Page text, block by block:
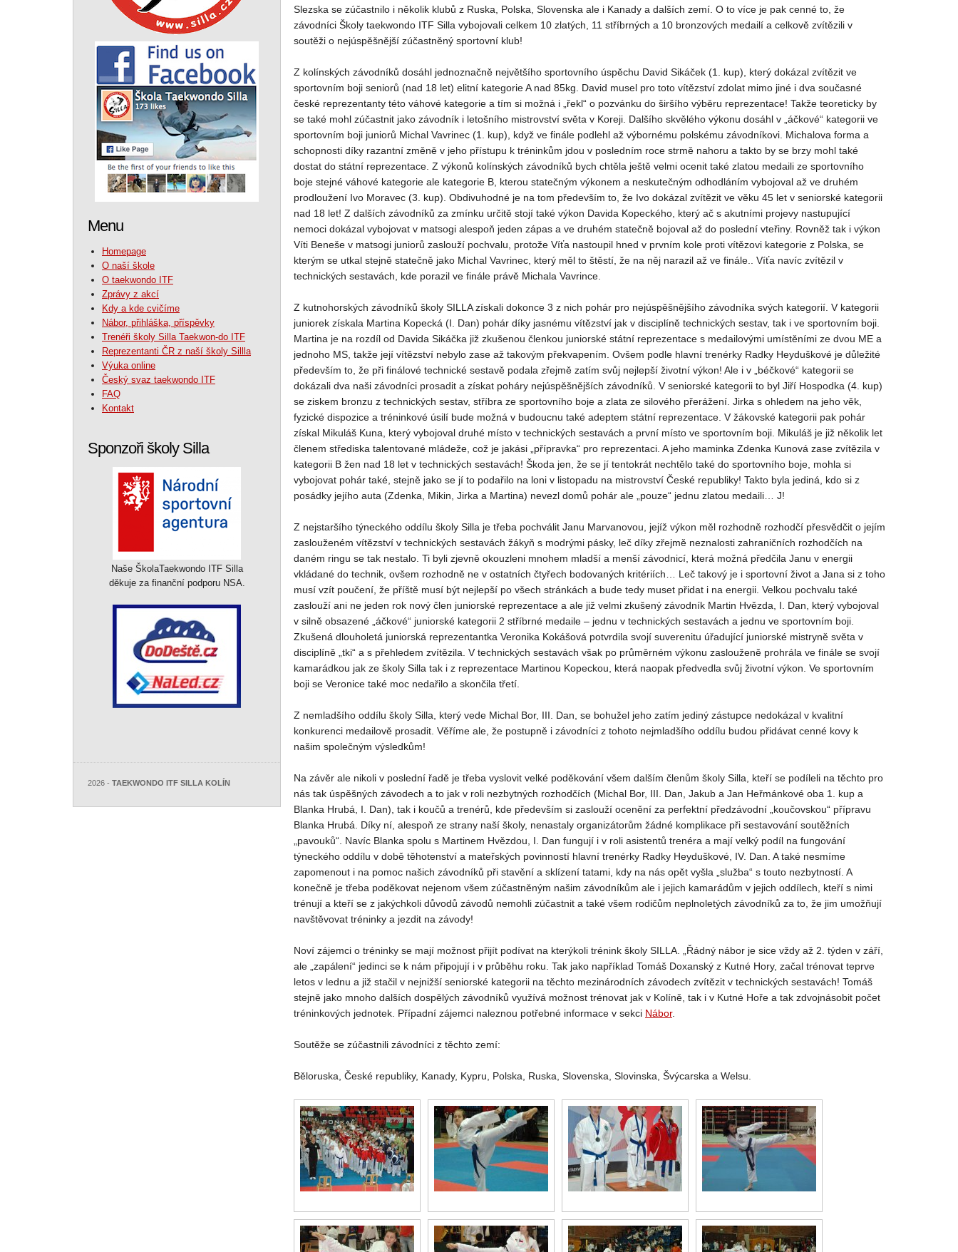
Menu
Homepage
O naší škole
O taekwondo ITF
Zprávy z akcí
Kdy a kde cvičíme
Nábor, přihláška, příspěvky
Trenéři školy Silla Taekwon-do ITF
Reprezentanti ČR z naší školy Sillla
Výuka online
Český svaz taekwondo ITF
FAQ
Kontakt
Sponzoři školy Silla
Naše ŠkolaTaekwondo ITF Silla
děkuje za finanční podporu NSA.
2026 - TAEKWONDO ITF SILLA KOLÍN
Slezska se zúčastnilo i několik klubů z Ruska, Polska, Slovenska ale i Kanady a dalších zemí. O to více je pak cenné to, že
závodníci Školy taekwondo ITF Silla vybojovali celkem 10 zlatých, 11 stříbrných a 10 bronzových medailí a celkově zvítězili v
soutěži o nejúspěšnější zúčastněný sportovní klub!
Z kolínských závodníků dosáhl jednoznačně největšího sportovního úspěchu David Sikáček (1. kup), který dokázal zvítězit ve
sportovním boji seniorů (nad 18 let) elitní kategorie A nad 85kg. David musel pro toto vítězství zdolat mimo jiné i dva současné
české reprezentanty této váhové kategorie a tím si možná i „řekl“ o pozvánku do širšího výběru reprezentace! Takže teoreticky by
se také mohl zúčastnit jako závodník i letošního mistrovství světa v Koreji. Dalšího skvělého výkonu dosáhl v „áčkové“ kategorii ve
sportovním boji juniorů Michal Vavrinec (1. kup), když ve finále podlehl až výbornému polskému závodníkovi. Michalova forma a
schopnosti díky razantní změně v jeho přístupu k tréninkům jdou v posledním roce strmě nahoru a takto by se brzy mohl také
dostat do státní reprezentace. Z výkonů kolínských závodníků bych chtěla ještě velmi ocenit také zlatou medaili ze sportovního
boje stejné váhové kategorie ale kategorie B, kterou statečným výkonem a neskutečným odhodláním vybojoval až ve druhém
prodloužení Ivo Moravec (3. kup). Obdivuhodné je na tom především to, že Ivo dokázal zvítězit ve věku 45 let v seniorské kategorii
nad 18 let! Z dalších závodníků za zmínku určitě stojí také výkon Davida Kopeckého, který ač s akutními projevy nastupující
nemoci dokázal vybojovat v matsogi alespoň jeden zápas a ve druhém statečně bojoval až do poslední vteřiny. Rovněž tak i výkon
Víti Beneše v matsogi juniorů zaslouží pochvalu, protože Víťa nastoupil hned v prvním kole proti vítězovi kategorie z Polska, se
kterým se utkal stejně statečně jako Michal Vavrinec, který měl to štěstí, že na něj narazil až ve finále.. Víťa navíc zvítězil v
technických sestavách, kde porazil ve finále právě Michala Vavrince.
Z kutnohorských závodníků školy SILLA získali dokonce 3 z nich pohár pro nejúspěšnějšího závodníka svých kategorií. V kategorii
juniorek získala Martina Kopecká (I. Dan) pohár díky jasnému vítězství jak v disciplíně technických sestav, tak i ve sportovním boji.
Martina je na rozdíl od Davida Sikáčka již zkušenou členkou juniorské státní reprezentace s medailovými umístěními ze dvou ME a
jednoho MS, takže její vítězství nebylo zase až takovým překvapením. Ovšem podle hlavní trenérky Radky Heyduškové je důležité
především to, že při finálové technické sestavě podala zřejmě zatím svůj nejlepší životní výkon! Ale i v „béčkové“ kategorii se
dokázali dva naši závodníci prosadit a získat poháry nejúspěšnějších závodníků. V seniorské kategorii to byl Jiří Hospodka (4. kup)
se ziskem bronzu z technických sestav, stříbra ze sportovního boje a zlata ze silového přerážení. Jirka s ohledem na jeho věk,
fyzické dispozice a tréninkové úsilí bude možná v budoucnu také adeptem státní reprezentace. V žákovské kategorii pak pohár
získal Mikuláš Kuna, který vybojoval druhé místo v technických sestavách a první místo ve sportovním boji. Mikuláš je již několik let
členem střediska talentované mládeže, což je jakási „přípravka“ pro reprezentaci. A jeho maminka Zdenka Kunová zase zvítězila v
kategorii B žen nad 18 let v technických sestavách! Škoda jen, že se jí tentokrát nechtělo také do sportovního boje, mohla si
vybojovat pohár také, stejně jako se jí to podařilo na loni v listopadu na mistrovství České republiky! Takto byla jediná, kdo si z
posádky jejího auta (Zdenka, Mikin, Jirka a Martina) nevezl domů pohár ale „pouze“ jednu zlatou medaili… J!
Z nejstaršího týneckého oddílu školy Silla je třeba pochválit Janu Marvanovou, jejíž výkon měl rozhodně rozhodčí přesvědčit o jejím
zaslouženém vítězství v technických sestavách žákyň s modrými pásky, leč díky zřejmě neznalosti zahraničních rozhodčích na
daném ringu se tak nestalo. Ti byli zjevně okouzleni mnohem mladší a menší závodnicí, která možná předčila Janu v energii
vkládané do technik, ovšem rozhodně ne v ostatních čtyřech bodovaných kritériích… Leč takový je i sportovní život a Jana si z toho
musí vzít poučení, že příště musí být nejlepší po všech stránkách a bude tedy muset přidat i na energii. Velkou pochvalu také
zaslouží ani ne jeden rok nový člen juniorské reprezentace a ale již velmi zkušený závodník Martin Hvězda, I. Dan, který vybojoval
v silně obsazené „áčkové“ juniorské kategorii 2 stříbrné medaile – jednu v technických sestavách a jednu ve sportovním boji.
Zkušená dlouholetá juniorská reprezentantka Veronika Kokášová potvrdila svojí suverenitu úřadující juniorské mistryně světa v
disciplíně „tki“ a s přehledem zvítězila. V technických sestavách však po průměrném výkonu zaslouženě prohrála ve finále se svojí
kamarádkou jak ze školy Silla tak i z reprezentace Martinou Kopeckou, která naopak předvedla svůj životní výkon. Ve sportovním
boji se Veronice také moc nedařilo a skončila třetí.
Z nemladšího oddílu školy Silla, který vede Michal Bor, III. Dan, se bohužel jeho zatím jediný zástupce nedokázal v kvalitní
konkurenci medailově prosadit. Věříme ale, že postupně i závodníci z tohoto nejmladšího oddílu budou přidávat cenné kovy k
našim společným výsledkům!
Na závěr ale nikoli v poslední řadě je třeba vyslovit velké poděkování všem dalším členům školy Silla, kteří se podíleli na těchto pro
nás tak úspěšných závodech a to jak v roli nezbytných rozhodčích (Michal Bor, III. Dan, Jakub a Jan Heřmánkové oba 1. kup a
Blanka Hrubá, I. Dan), tak i koučů a trenérů, kde především si zaslouží ocenění za perfektní předzávodní „koučovskou“ přípravu
Blanka Hrubá. Díky ní, alespoň ze strany naší školy, nenastaly organizátorům žádné komplikace při sestavování soutěžních
„pavouků“. Navíc Blanka spolu s Martinem Hvězdou, I. Dan fungují i v roli asistentů trenéra a mají velký podíl na fungování
týneckého oddílu v době těhotenství a mateřských povinností hlavní trenérky Radky Heyduškové, IV. Dan. A také nesmíme
zapomenout i na pomoc našich závodníků při stavění a sklízení tatami, kdy na nás opět vyšla „služba“ s touto nezbytností. A
konečně je třeba poděkovat nejenom všem zúčastněným našim závodníkům ale i jejich kamarádům v jejich oddílech, kteří s nimi
trénují a kteří se z jakýchkoli důvodů závodů nemohli zúčastnit a také všem rodičům neplnoletých závodníků za to, že jim umožňují
navštěvovat tréninky a jezdit na závody!
Noví zájemci o tréninky se mají možnost přijít podívat na kterýkoli trénink školy SILLA. „Řádný nábor je sice vždy až 2. týden v září,
ale „zapálení“ jedinci se k nám připojují i v průběhu roku. Tak jako například Tomáš Doxanský z Kutné Hory, začal trénovat teprve
letos v lednu a již stačil v nejnižší seniorské kategorii na těchto mezinárodních závodech zvítězit v technických sestavách! Tomáš
stejně jako mnoho dalších dospělých závodníků využívá možnost trénovat jak v Kolíně, tak i v Kutné Hoře a tak zdvojnásobit počet
tréninkových jednotek. Případní zájemci naleznou potřebné informace v sekci Nábor.
Soutěže se zúčastnili závodníci z těchto zemí:
Běloruska, České republiky, Kanady, Kypru, Polska, Ruska, Slovenska, Slovinska, Švýcarska a Welsu.